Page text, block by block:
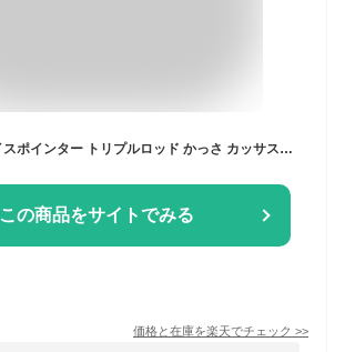
ポスポス棒 フェイスポインター トリプルロッド かっさ カッサスティック リストアップ 小顔 マッサージ ポスポス バネ式 フェイスマッサージ ツボ押し棒 ペン型美顔器 美顔器 美顔ローラー Cellsh 誕生日 誕生日プレゼント クリスマス 母 女性 彼女 妻 女友達 プレゼント
この商品をサイトでみる
価格と在庫を楽天でチェック >>